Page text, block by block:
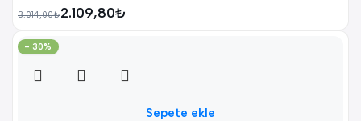
3.014,00₺2.109,80₺
- 30%
Sepete ekle